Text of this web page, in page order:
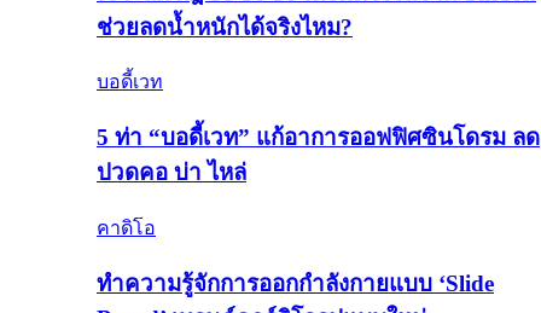
ช่วยลดน้ำหนักได้จริงไหม?
บอดี้เวท
5 ท่า “บอดี้เวท” แก้อาการออฟฟิศซินโดรม ลด
ปวดคอ บ่า ไหล่
คาดิโอ
ทำความรู้จักการออกกำลังกายแบบ ‘Slide